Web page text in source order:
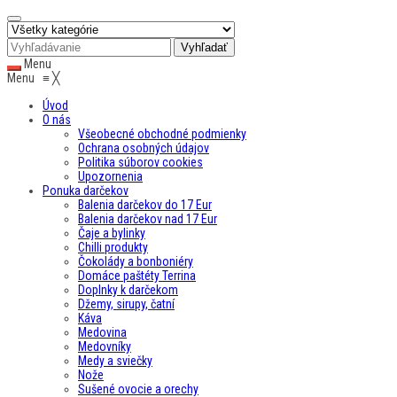
Menu
Menu ≡╳
Úvod
O nás
Všeobecné obchodné podmienky
Ochrana osobných údajov
Politika súborov cookies
Upozornenia
Ponuka darčekov
Balenia darčekov do 17 Eur
Balenia darčekov nad 17 Eur
Čaje a bylinky
Chilli produkty
Čokolády a bonboniéry
Domáce paštéty Terrina
Doplnky k darčekom
Džemy, sirupy, čatní
Káva
Medovina
Medovníky
Medy a sviečky
Nože
Sušené ovocie a orechy